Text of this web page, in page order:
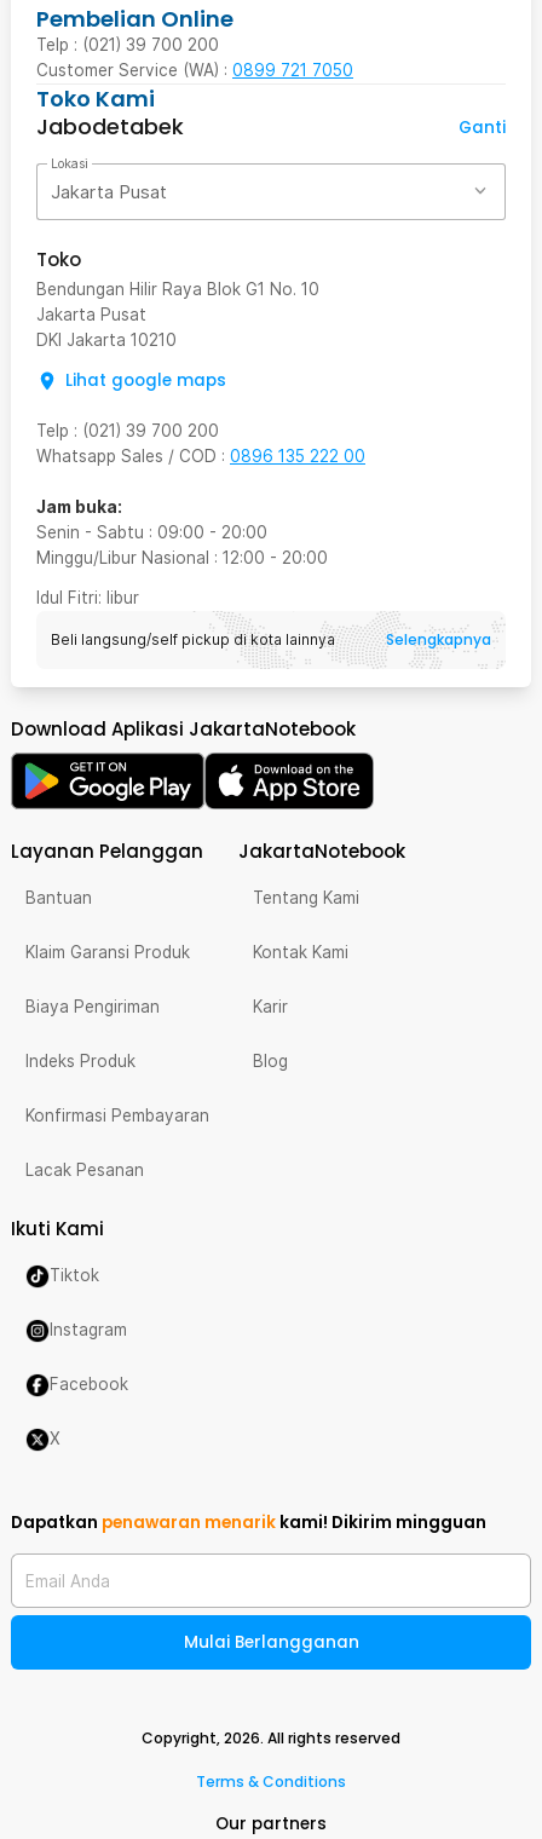
Pembelian Online
Telp : (021) 39 700 200
Customer Service (WA) : 0899 721 7050
Toko Kami
Jabodetabek
Ganti
Lokasi
Jakarta Pusat
Toko
Bendungan Hilir Raya Blok G1 No. 10
Jakarta Pusat
DKI Jakarta 10210
Lihat google maps
Telp : (021) 39 700 200
Whatsapp Sales / COD : 0896 135 222 00
Jam buka:
Senin - Sabtu : 09:00 - 20:00
Minggu/Libur Nasional : 12:00 - 20:00
Idul Fitri: libur
Beli langsung/self pickup di kota lainnya Selengkapnya
Download Aplikasi JakartaNotebook
Layanan Pelanggan
Bantuan
Klaim Garansi Produk
Biaya Pengiriman
Indeks Produk
Konfirmasi Pembayaran
Lacak Pesanan
JakartaNotebook
Tentang Kami
Kontak Kami
Karir
Blog
Ikuti Kami
Tiktok
Instagram
Facebook
X
Dapatkan penawaran menarik kami! Dikirim mingguan
Email Anda
Mulai Berlangganan
Copyright,2026. All rights reserved
Terms & Conditions
Our partners